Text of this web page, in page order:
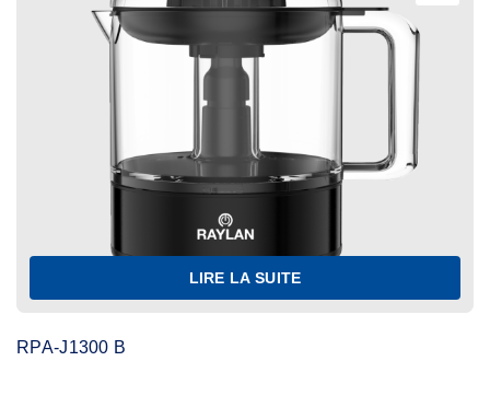
LIRE LA SUITE
RPA-J1300 B